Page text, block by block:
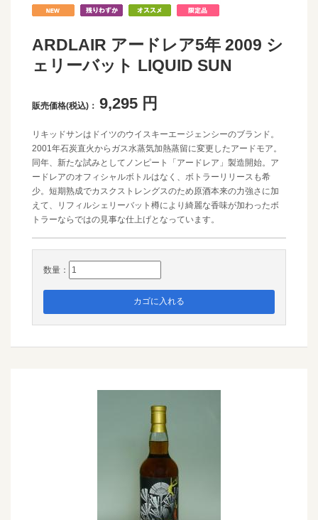
ARDLAIR アードレア5年 2009 シ
ェリーバット LIQUID SUN
販売価格(税込)： 9,295 円
リキッドサンはドイツのウイスキーエージェンシーのブランド。
2001年石炭直火からガス水蒸気加熱蒸留に変更したアードモア。
同年、新たな試みとしてノンピート「アードレア」製造開始。ア
ードレアのオフィシャルボトルはなく、ボトラーリリースも希
少。短期熟成でカスクストレングスのため原酒本来の力強さに加
えて、リフィルシェリーバット樽により綺麗な香味が加わったボ
トラーならではの見事な仕上げとなっています。
数量：